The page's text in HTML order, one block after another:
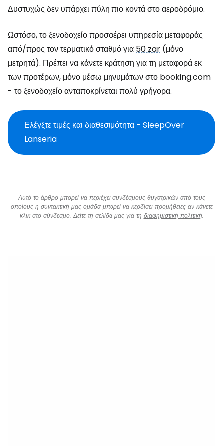
Δυστυχώς δεν υπάρχει πύλη πιο κοντά στο αεροδρόμιο.
Ωστόσο, το ξενοδοχείο προσφέρει υπηρεσία μεταφοράς
από/προς τον τερματικό σταθμό για50 zar (μόνο
μετρητά). Πρέπει να κάνετε κράτηση για τη μεταφορά εκ
των προτέρων, μόνο μέσω μηνυμάτων στο booking.com
- το ξενοδοχείο ανταποκρίνεται πολύ γρήγορα.
Ελέγξτε τιμές και διαθεσιμότητα - SleepOver
Lanseria
Αυτό το άρθρο μπορεί να περιέχει συνδέσμους θυγατρικών από τους
οποίους η συντακτική μας ομάδα μπορεί να κερδίσει προμήθειες αν κάνετε
κλικ στο σύνδεσμο. Δείτε τη σελίδα μας για τη διαφημιστική πολιτική.